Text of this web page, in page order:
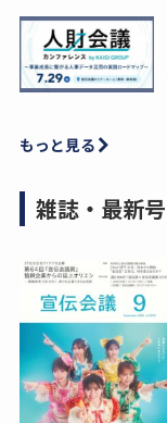
もっと見る
雑誌・最新号